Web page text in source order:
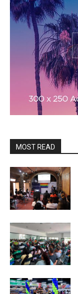
MOST READ